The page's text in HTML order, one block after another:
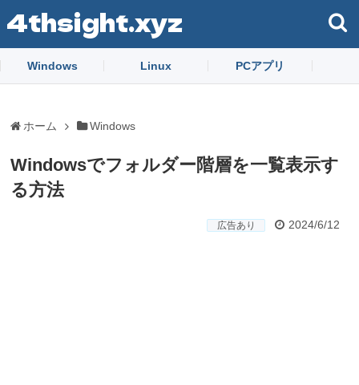
4thsight.xyz
Windows Linux PCアプリ
ホーム Windows
Windowsでフォルダー階層を一覧表示す
る方法
広告あり 2024/6/12